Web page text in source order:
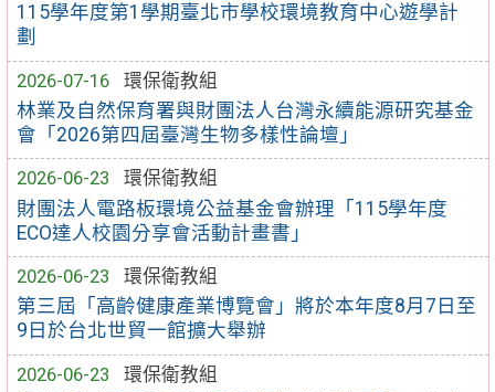
115學年度第1學期臺北市學校環境教育中心遊學計
劃
2026-07-16
環保衛教組
林業及自然保育署與財團法人台灣永續能源研究基金
會「2026第四屆臺灣生物多樣性論壇」
2026-06-23
環保衛教組
財團法人電路板環境公益基金會辦理「115學年度
ECO達人校園分享會活動計畫書」
2026-06-23
環保衛教組
第三屆「高齡健康產業博覽會」將於本年度8月7日至
9日於台北世貿一館擴大舉辦
2026-06-23
環保衛教組